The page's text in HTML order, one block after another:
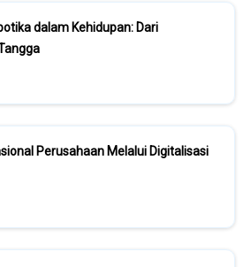
dalam Kehidupan: Dari
Perusahaan Melalui Digitalisasi